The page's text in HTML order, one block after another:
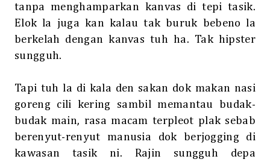
tanpa menghamparkan kanvas di tepi tasik.
Elok la juga kan kalau tak buruk bebeno la
berkelah dengan kanvas tuh ha. Tak hipster
sungguh.
Tapi tuh la di kala den sakan dok makan nasi
goreng cili kering sambil memantau budak-
budak main, rasa macam terpleot plak sebab
berenyut-renyut manusia dok berjogging di
kawasan tasik ni. Rajin sungguh depa